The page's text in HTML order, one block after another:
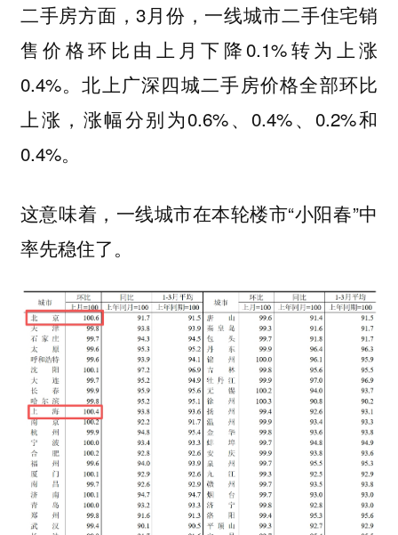
二手房方面，3月份，一线城市二手住宅销
售价格环比由上月下降0.1%转为上涨
0.4%。北上广深四城二手房价格全部环比
上涨，涨幅分别为0.6%、0.4%、0.2%和
0.4%。
这意味着，一线城市在本轮楼市“小阳春”中
率先稳住了。